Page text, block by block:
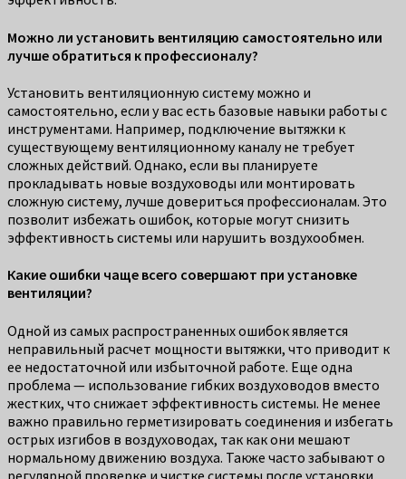
Можно ли установить вентиляцию самостоятельно или
лучше обратиться к профессионалу?
Установить вентиляционную систему можно и
самостоятельно, если у вас есть базовые навыки работы с
инструментами. Например, подключение вытяжки к
существующему вентиляционному каналу не требует
сложных действий. Однако, если вы планируете
прокладывать новые воздуховоды или монтировать
сложную систему, лучше довериться профессионалам. Это
позволит избежать ошибок, которые могут снизить
эффективность системы или нарушить воздухообмен.
Какие ошибки чаще всего совершают при установке
вентиляции?
Одной из самых распространенных ошибок является
неправильный расчет мощности вытяжки, что приводит к
ее недостаточной или избыточной работе. Еще одна
проблема — использование гибких воздуховодов вместо
жестких, что снижает эффективность системы. Не менее
важно правильно герметизировать соединения и избегать
острых изгибов в воздуховодах, так как они мешают
нормальному движению воздуха. Также часто забывают о
регулярной проверке и чистке системы после установки,